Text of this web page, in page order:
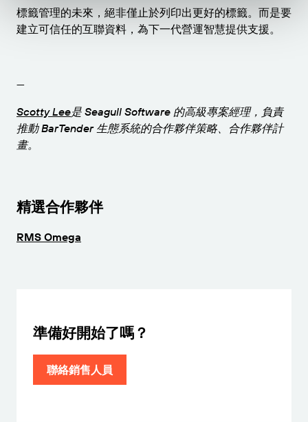
標籤管理的未來，絕非僅止於列印出更好的標籤。而是要
建立可信任的互聯資料，為下一代營運智慧提供支援。
—
Scotty Lee是 Seagull Software 的高級專案經理，負責
推動 BarTender 生態系統的合作夥伴策略、合作夥伴計
畫。
精選合作夥伴
RMS Omega
準備好開始了嗎？
聯絡銷售人員